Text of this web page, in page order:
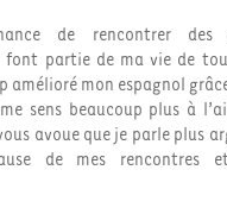
de rencontrer des
font partie de ma vie de
amélioré mon espagnol
sens beaucoup plus à
avoue que je parle plus
de mes rencontres